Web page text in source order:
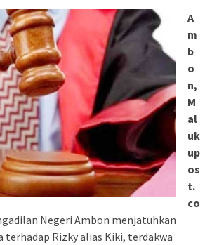
A
m
b
o
n,
M
al
uk
up
os
t.
co
Negeri Ambon menjatuhkan
terhadap Rizky alias Kiki, terdakwa